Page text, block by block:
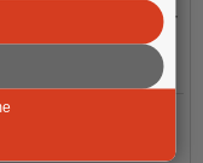
osa kokonais­tur­